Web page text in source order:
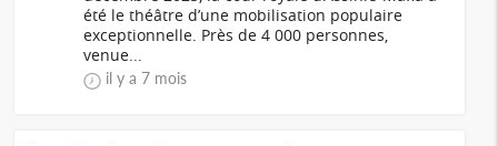
été le théâtre d’une mobilisation populaire
exceptionnelle. Près de 4 000 personnes,
venue...
il y a 7 mois